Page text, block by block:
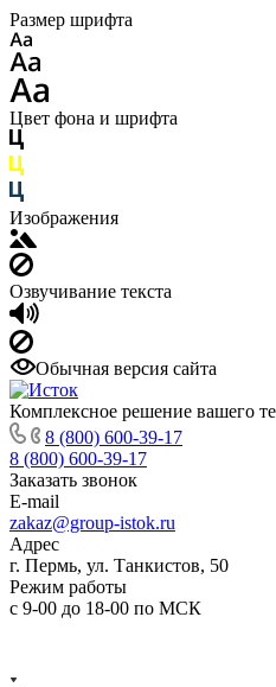
Размер шрифта
Цвет фона и шрифта
Изображения
Озвучивание текста
Обычная версия сайта
Комплексное решение вашего
8 (800) 600-39-17
8 (800) 600-39-17
Заказать звонок
E-mail
zakaz@group-istok.ru
Адрес
г. Пермь, ул. Танкистов, 50
Режим работы
с 9-00 до 18-00 по МСК